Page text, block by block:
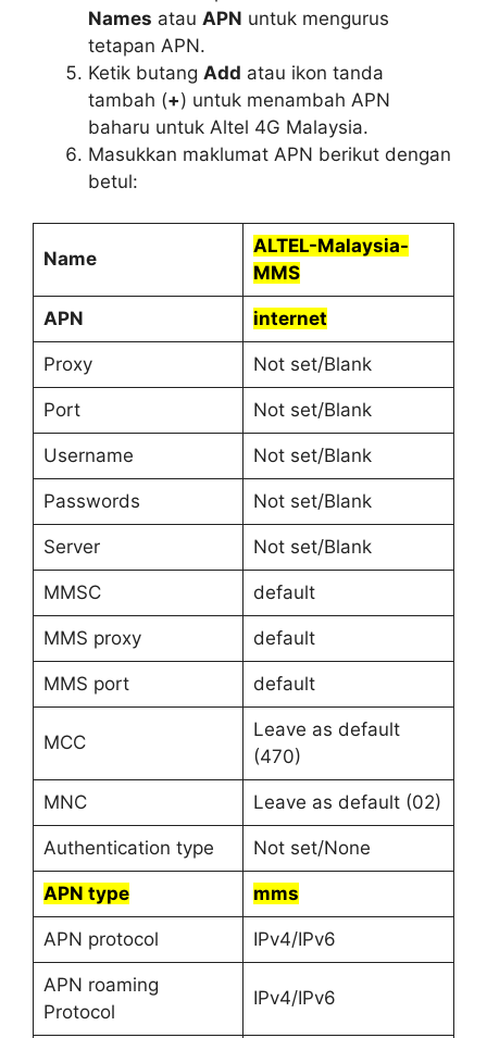
Names atau APN untuk mengurus
tetapan APN.
Ketik butang Add atau ikon tanda
tambah (+) untuk menambah APN
baharu untuk Altel 4G Malaysia.
Masukkan maklumat APN berikut dengan
betul:
Name
ALTEL-Malaysia-
MMS
APN internet
Proxy Not set/Blank
Port Not set/Blank
Username Not set/Blank
Passwords Not set/Blank
Server Not set/Blank
MMSC default
MMS proxy default
MMS port default
MCC
Leave as default
(470)
MNC Leave as default (02)
Authentication type Not set/None
APN type mms
APN protocol IPv4/IPv6
APN roaming
Protocol
IPv4/IPv6